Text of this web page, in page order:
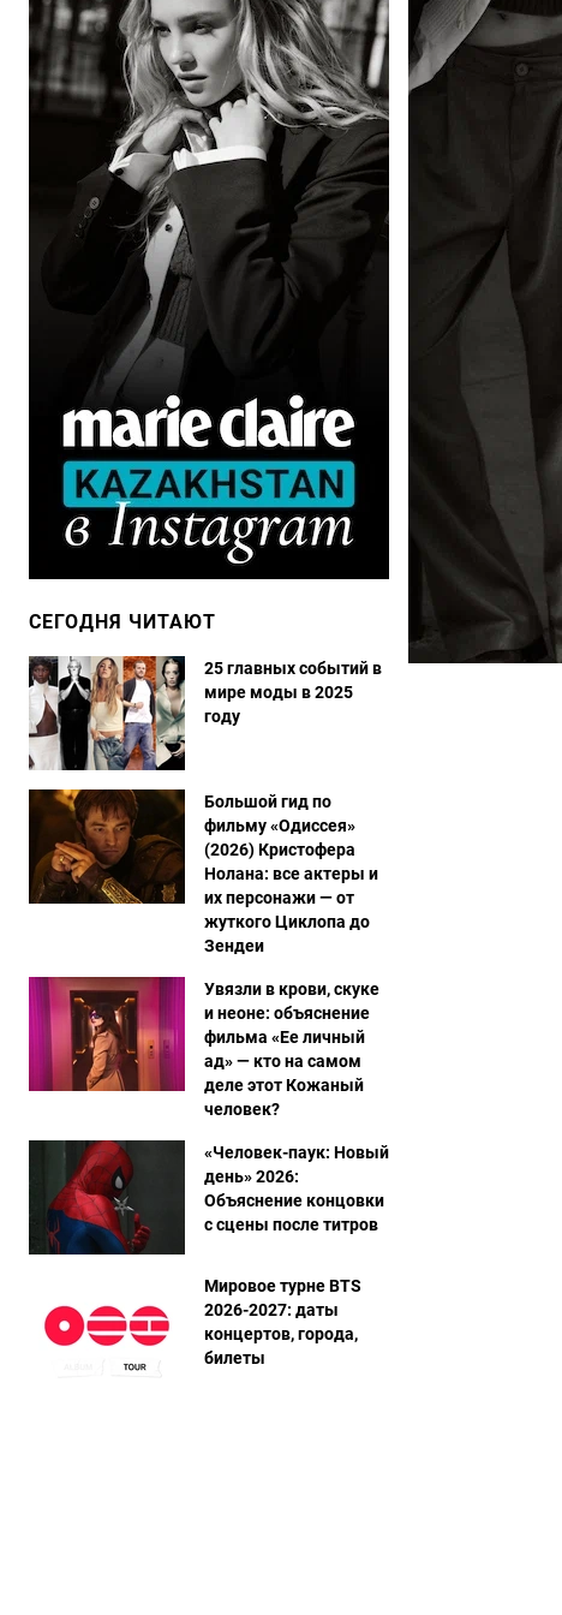
СЕГОДНЯ ЧИТАЮТ
25 главных событий в
мире моды в 2025
году
Большой гид по
фильму «Одиссея»
(2026) Кристофера
Нолана: все актеры и
их персонажи — от
жуткого Циклопа до
Зендеи
Увязли в крови, скуке
и неоне: объяснение
фильма «Ее личный
ад» — кто на самом
деле этот Кожаный
человек?
«Человек-паук: Новый
день» 2026:
Объяснение концовки
с сцены после титров
Мировое турне BTS
2026-2027: даты
концертов, города,
билеты